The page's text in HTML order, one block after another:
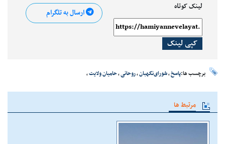
لینک کوتاه
کپی لینک
ارسال به تلگرام
برچسب ها:پاسخ،شورای‌نگهبان،روحانی،حامیان ولایت،
مرتبط ها